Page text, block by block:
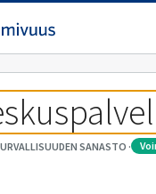
SANASTO ·